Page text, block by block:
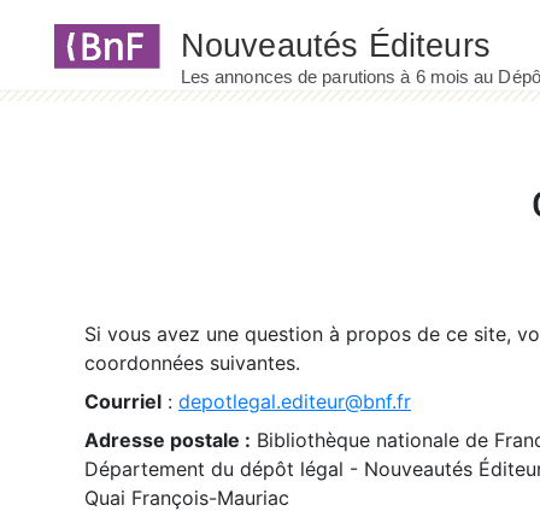
Si vous avez une question à propos de ce site,
coordonnées suivantes.
Courriel : depotlegal.editeur@bnf.fr
Adresse postale : Bibliothèque nationale de
Département du dépôt légal - Nouveautés
Quai François-Mauriac